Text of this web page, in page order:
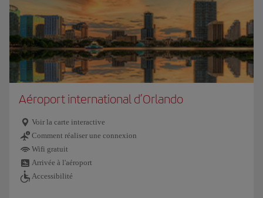
Aéroport international d’Orlando
Voir la carte interactive
Comment réaliser une connexion
Wifi gratuit
Arrivée à l'aéroport
Accessibilité